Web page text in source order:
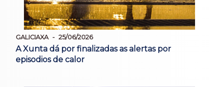
GALICIAXA 25/06/2026
A Xunta dá por finalizadas as alertas por
episodios de calor